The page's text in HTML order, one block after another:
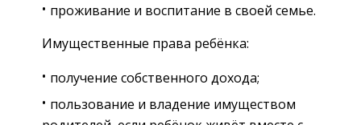
проживание и воспитание в своей семье.
Имущественные права ребёнка:
получение собственного дохода;
пользование и владение имуществом